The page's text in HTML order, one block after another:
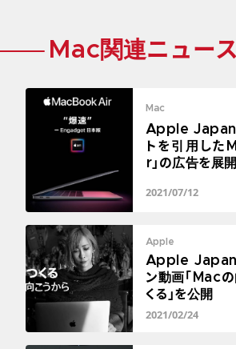
Mac関連ニュー
Mac
Apple Japan
トを引用し
r」の広告を展開
2021/07/12
Apple
Apple Japan
ン動画「Mac
くる」を公開
2021/02/24